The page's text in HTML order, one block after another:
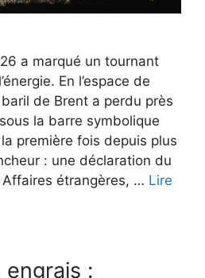
a marqué un tournant
En l’espace de
de Brent a perdu près
la barre symbolique
première fois depuis plus
: une déclaration du
étrangères, … Lire
: